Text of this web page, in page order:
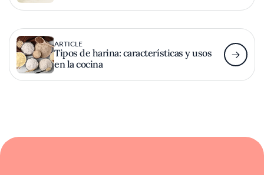
ARTICLE
Tipos de harina: características y usos
en la cocina